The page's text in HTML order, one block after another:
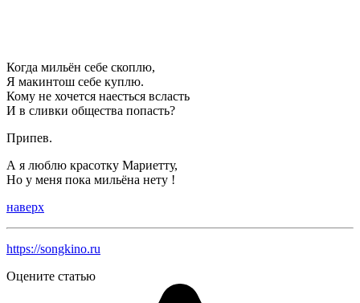
Когда мильён себе скоплю,
Я макинтош себе куплю.
Кому не хочется наесться всласть
И в сливки общества попасть?
Припев.
А я люблю красотку Мариетту,
Но у меня пока мильёна нету !
наверх
https://songkino.ru
Оцените статью